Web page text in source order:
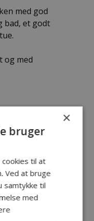
med god
bad, et godt
og med
I
×
bruger
til at
Ved at bruge
samtykke til
med